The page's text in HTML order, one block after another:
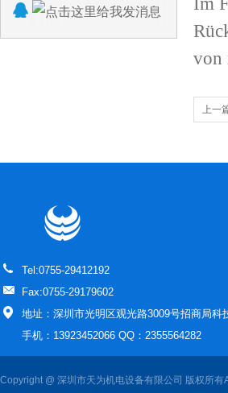
von
上一
Tel:0755-29412192
Fax:0755-29179602
地址：深圳市光明区观光路3009号招商局科
手机：13923452066 QQ：2355564282
Copyright @ 深圳市天为机电设备有限公司 版权所有